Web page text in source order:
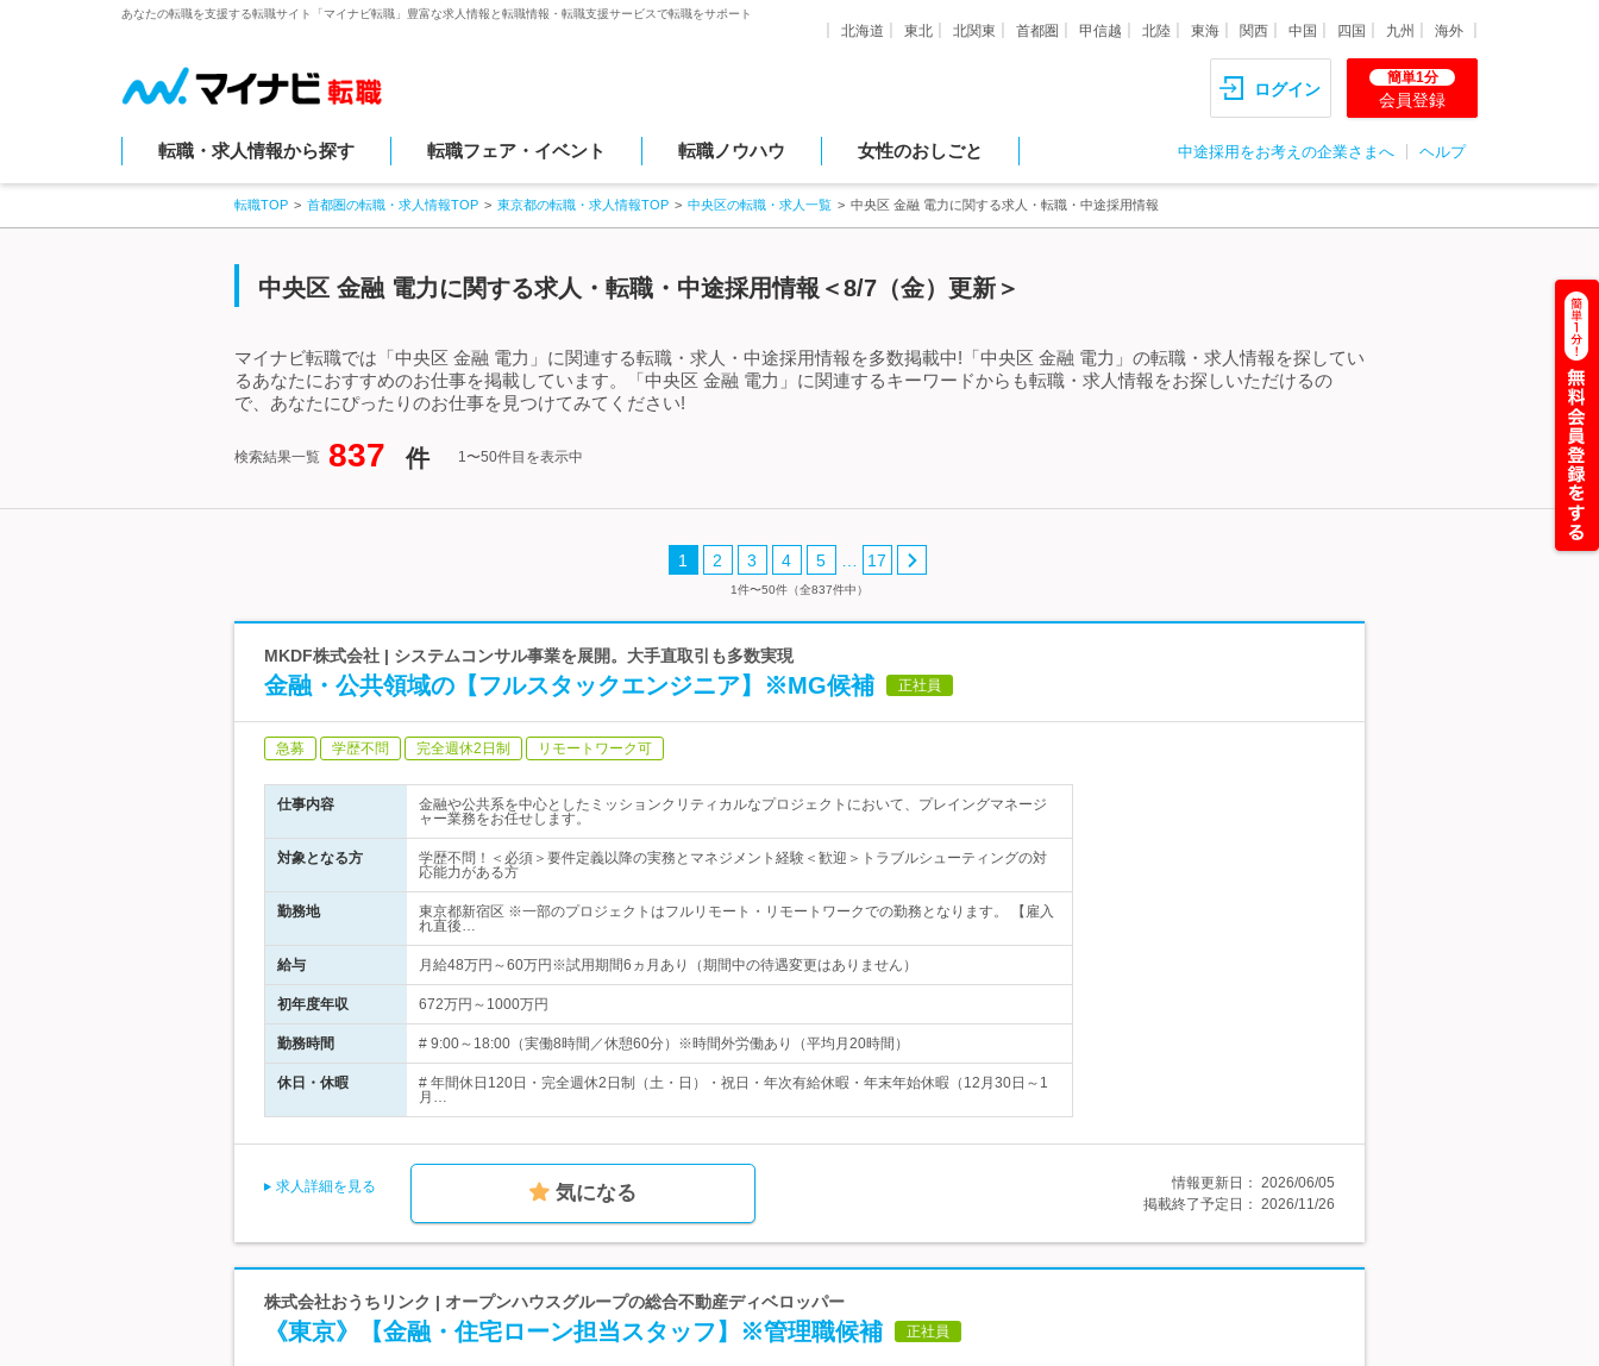
あなたの転職を支援する転職サイト「マイナビ転職」豊富な求人情報と転職情報・転職支援サービスで転職をサポート
北海道 東北 北関東 首都圏 甲信越 北陸 東海 関西 中国 四国 九州 海外
ログイン
簡単1分
会員登録
転職・求人情報から探す 転職フェア・イベント 転職ノウハウ 女性のおしごと 中途採用をお考えの企業さまへ ヘルプ
転職TOP 首都圏の転職・求人情報TOP 東京都の転職・求人情報TOP 中央区の転職・求人一覧 中央区 金融 電力に関する求人・転職・中途採用情報
中央区 金融 電力に関する求人・転職・中途採用情報＜8/7（金）更新＞
マイナビ転職では「中央区 金融 電力」に関連する転職・求人・中途採用情報を多数掲載中!「中央区 金融 電力」の転職・求人情報を探してい
るあなたにおすすめのお仕事を掲載しています。「中央区 金融 電力」に関連するキーワードからも転職・求人情報をお探しいただけるの
で、あなたにぴったりのお仕事を見つけてみてください!
検索結果一覧 837 件 1〜50件目を表示中
1 2 3 4 5 17
1件〜50件（全837件中）
MKDF株式会社 | システムコンサル事業を展開。大手直取引も多数実現
金融・公共領域の【フルスタックエンジニア】※MG候補 正社員
急募 学歴不問 完全週休2日制 リモートワーク可
仕事内容
金融や公共系を中心としたミッションクリティカルなプロジェクトにおいて、プレイングマネージ
ャー業務をお任せします。
対象となる方
学歴不問！＜必須＞要件定義以降の実務とマネジメント経験＜歓迎＞トラブルシューティングの対
応能力がある方
勤務地
東京都新宿区 ※一部のプロジェクトはフルリモート・リモートワークでの勤務となります。 【雇入
れ直後…
給与 月給48万円～60万円※試用期間6ヵ月あり（期間中の待遇変更はありません）
初年度年収 672万円～1000万円
勤務時間 # 9:00～18:00（実働8時間／休憩60分）※時間外労働あり（平均月20時間）
休日・休暇
# 年間休日120日・完全週休2日制（土・日）・祝日・年次有給休暇・年末年始休暇（12月30日～1
月…
求人詳細を見る 気になる 情報更新日： 2026/06/05
掲載終了予定日： 2026/11/26
株式会社おうちリンク | オープンハウスグループの総合不動産ディベロッパー
《東京》【金融・住宅ローン担当スタッフ】※管理職候補 正社員